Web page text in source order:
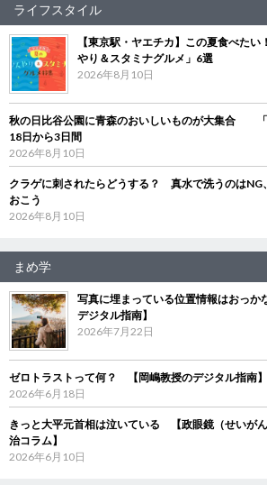
ライフスタイル
【東京駅・ヤエチカ】この夏食べた
やり＆スタミナグルメ」6選
2026年8月10日
秋の日比谷公園に青森のおいしいものが大集合 「
18日から3日間
2026年8月10日
クラゲに刺されたらどうする？ 真水で洗うのはNG
おこう
2026年8月10日
まめ学
写真に埋まっている位置情報はおっ
デジタル指南】
2026年7月22日
ゼロトラストって何？ 【岡嶋教授のデジタル指南】
2026年6月18日
きっと大平元首相は泣いている 【政眼鏡（せいが
治コラム】
2026年6月10日